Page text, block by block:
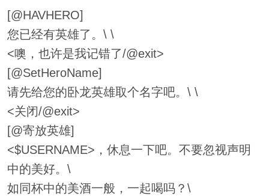
[@HAVHERO]
您已经有英雄了。\ \
<噢，也许是我记错了/@exit>
[@SetHeroName]
请先给您的卧龙英雄取个名字吧。\ \
<关闭/@exit>
[@寄放英雄]
<$USERNAME>，休息一下吧。不要忽视声明
中的美好。\
如同杯中的美酒一般，一起喝吗？\